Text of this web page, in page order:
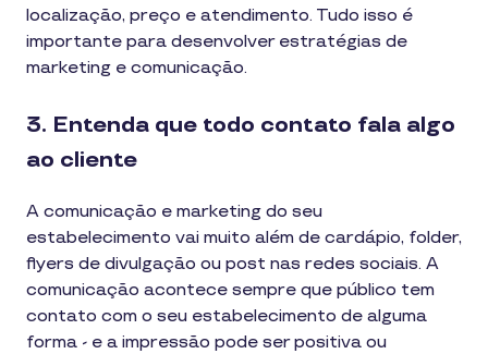
localização, preço e atendimento. Tudo isso é
importante para desenvolver estratégias de
marketing e comunicação.
3. Entenda que todo contato fala algo
ao cliente
A comunicação e marketing do seu
estabelecimento vai muito além de cardápio, folder,
flyers de divulgação ou post nas redes sociais. A
comunicação acontece sempre que público tem
contato com o seu estabelecimento de alguma
forma - e a impressão pode ser positiva ou